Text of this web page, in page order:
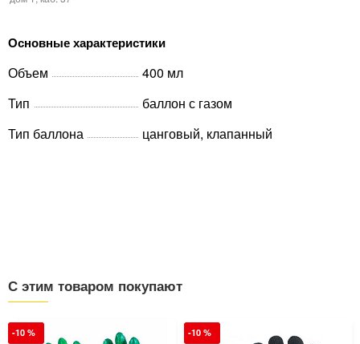
Основные характеристики
Объем
400 мл
Тип
баллон с газом
Тип баллона
цанговый, клапанный
С этим товаром покупают
-10 % -10 %